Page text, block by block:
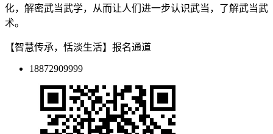
化，解密武当武学，从而让人们进一步认识武当，了解武当武
术。
【智慧传承，恬淡生活】报名通道
18872909999